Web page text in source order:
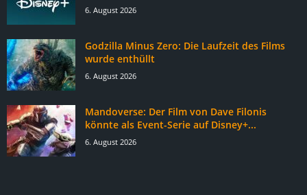
6. August 2026
Godzilla Minus Zero: Die Laufzeit des Films
wurde enthüllt
6. August 2026
Mandoverse: Der Film von Dave Filonis
könnte als Event-Serie auf Disney+...
6. August 2026